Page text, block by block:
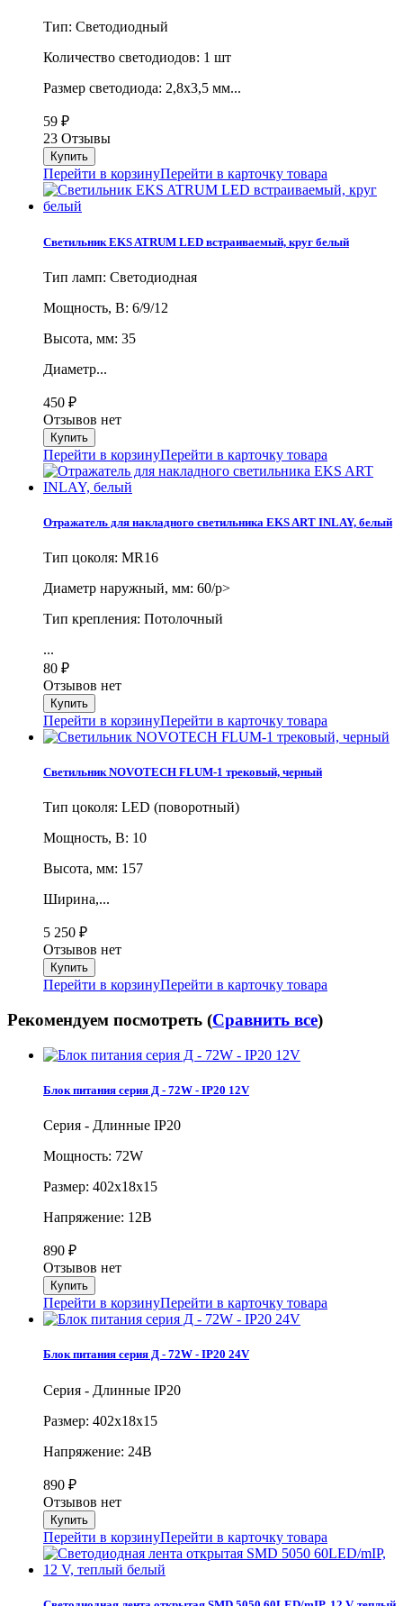
Тип: Светодиодный
Количество светодиодов: 1 шт
Размер светодиода: 2,8х3,5 мм...
59 ₽
23 Отзывы
Перейти в корзинуПерейти в карточку товара
Светильник EKS ATRUM LED встраиваемый, круг белый
Тип ламп: Светодиодная
Мощность, В: 6/9/12
Высота, мм: 35
Диаметр...
450 ₽
Отзывов нет
Перейти в корзинуПерейти в карточку товара
Отражатель для накладного светильника EKS ART INLAY, белый
Тип цоколя: MR16
Диаметр наружный, мм: 60/p>
Тип крепления: Потолочный
...
80 ₽
Отзывов нет
Перейти в корзинуПерейти в карточку товара
Светильник NOVOTECH FLUM-1 трековый, черный
Тип цоколя: LED (поворотный)
Мощность, В: 10
Высота, мм: 157
Ширина,...
5 250 ₽
Отзывов нет
Перейти в корзинуПерейти в карточку товара
Рекомендуем посмотреть (Сравнить все)
Блок питания серия Д - 72W - IP20 12V
Серия - Длинные IP20
Мощность: 72W
Размер: 402х18х15
Напряжение: 12В
890 ₽
Отзывов нет
Перейти в корзинуПерейти в карточку товара
Блок питания серия Д - 72W - IP20 24V
Серия - Длинные IP20
Размер: 402х18х15
Напряжение: 24В
890 ₽
Отзывов нет
Перейти в корзинуПерейти в карточку товара